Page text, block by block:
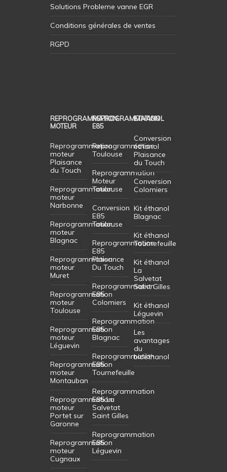
Solutions Probleme vanne EGR
Conditions générales de ventes
RGPD
REPROGRAMMATION
MOTEUR
Reprogrammation
moteur
Plaisance
du Touch
Reprogrammation
moteur
Narbonne
Reprogrammation
moteur
Blagnac
Reprogrammation
moteur
Muret
Reprogrammation
moteur
Toulouse
Reprogrammation
moteur
Léguevin
Reprogrammation
moteur
Montauban
Reprogrammation
moteur
Portet sur
Garonne
Reprogrammation
moteur
Cugnaux
REPROGRAMMATION
E85
Reprogrammation
Toulouse
Reprogrammation
Moteur
Toulouse
Conversion
E85
Toulouse
Reprogrammation
E85
Plaisance
Du Touch
Reprogrammation
E85
Colomiers
Reprogrammation
E85
Blagnac
Reprogrammation
E85
Tournefeuille
Reprogrammation
E85 La
Salvetat
Saint Gilles
Reprogrammation
E85
Léguevin
ETHANOL
Conversion
éthanol
Plaisance
du Touch
Conversion
Colomiers
Kit éthanol
Blagnac
Kit éthanol
Tournefeuille
Kit éthanol
La
Salvetat
Saint Gilles
Kit éthanol
Léguevin
Les
avantages
du
bioéthanol